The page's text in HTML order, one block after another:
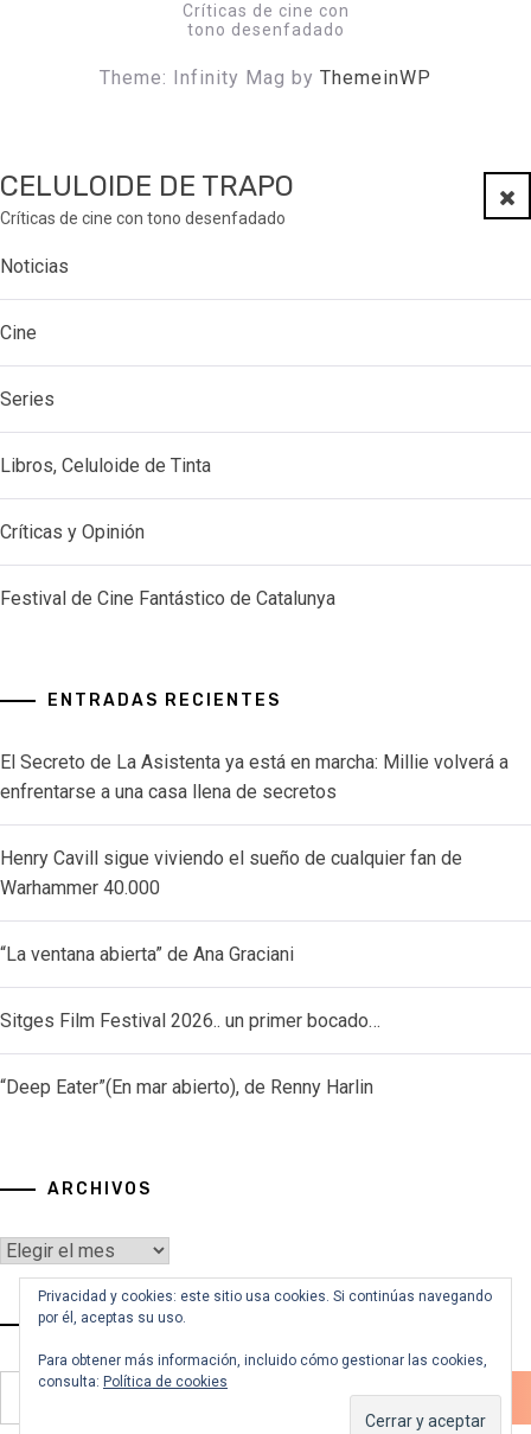
Críticas de cine con
tono desenfadado
Theme: Infinity Mag by ThemeinWP
CELULOIDE DE TRAPO
Críticas de cine con tono desenfadado
Noticias
Cine
Series
Libros, Celuloide de Tinta
Críticas y Opinión
Festival de Cine Fantástico de Catalunya
ENTRADAS RECIENTES
El Secreto de La Asistenta ya está en marcha: Millie volverá a
enfrentarse a una casa llena de secretos
Henry Cavill sigue viviendo el sueño de cualquier fan de
Warhammer 40.000
“La ventana abierta” de Ana Graciani
Sitges Film Festival 2026.. un primer bocado…
“Deep Eater”(En mar abierto), de Renny Harlin
ARCHIVOS
Archivos
VOY A BUSCAR…
Buscar:
Privacidad y cookies: este sitio usa cookies. Si continúas navegando
por él, aceptas su uso.
Para obtener más información, incluido cómo gestionar las cookies,
consulta: Política de cookies